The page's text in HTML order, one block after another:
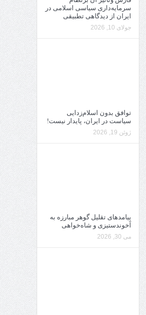
سرمایه‌داری سیاسی اسلامی در
ایران از دیدگاهی تطبیقی
جولای 10, 2026
توافق بدون اسلام‌زدایی
سیاست در ایران، پایدار نیست!
ژوئن 19, 2026
پیامدهای تقلیل گوهر مبارزه به
آخوندستیزی و شاه‌خواهی
می 30, 2026